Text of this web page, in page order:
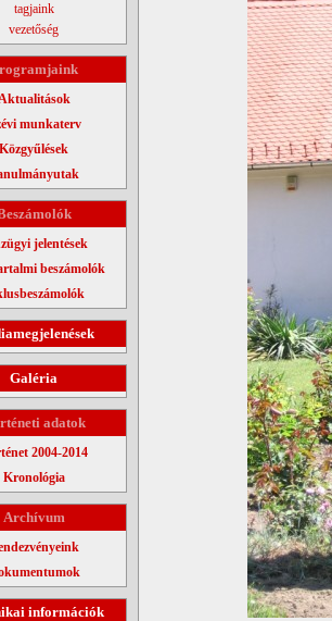
tagjaink
vezetőség
munkaterv
Közgyűlések
jelentések
beszámolók
Galéria
adatok
2004-2014
Kronológia
Archívum
információk